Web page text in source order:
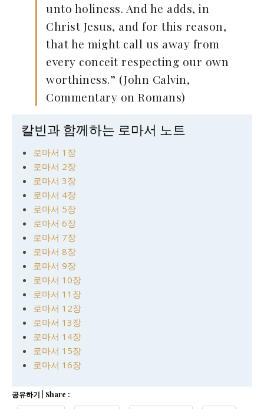
unto holiness. And he adds, in
Christ Jesus, and for this reason,
that he might call us away from
every conceit respecting our own
worthiness.” (John Calvin,
Commentary on Romans)
칼빈과 함께하는 로마서 노트
로마서 1장
로마서 2장
로마서 3장
로마서 4장
로마서 5장
로마서 6장
로마서 7장
로마서 8장
로마서 9장
로마서 10장
로마서 11장
로마서 12장
로마서 13장
로마서 14장
로마서 15장
로마서 16장
공유하기 | Share :